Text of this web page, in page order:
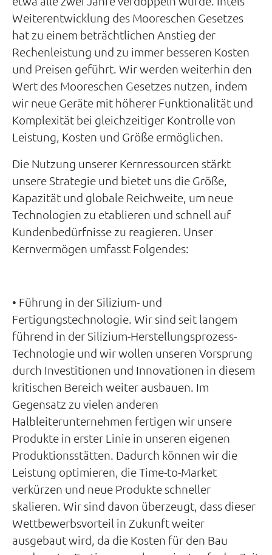
Weiterentwicklung des Mooreschen Gesetzes
hat zu einem beträchtlichen Anstieg der
Rechenleistung und zu immer besseren Kosten
und Preisen geführt. Wir werden weiterhin den
Wert des Mooreschen Gesetzes nutzen, indem
wir neue Geräte mit höherer Funktionalität und
Komplexität bei gleichzeitiger Kontrolle von
Leistung, Kosten und Größe ermöglichen.
Die Nutzung unserer Kernressourcen stärkt
unsere Strategie und bietet uns die Größe,
Kapazität und globale Reichweite, um neue
Technologien zu etablieren und schnell auf
Kundenbedürfnisse zu reagieren. Unser
Kernvermögen umfasst Folgendes:
• Führung in der Silizium- und
Fertigungstechnologie. Wir sind seit langem
führend in der Silizium-Herstellungsprozess-
Technologie und wir wollen unseren Vorsprung
durch Investitionen und Innovationen in diesem
kritischen Bereich weiter ausbauen. Im
Gegensatz zu vielen anderen
Halbleiterunternehmen fertigen wir unsere
Produkte in erster Linie in unseren eigenen
Produktionsstätten. Dadurch können wir die
Leistung optimieren, die Time-to-Market
verkürzen und neue Produkte schneller
skalieren. Wir sind davon überzeugt, dass dieser
Wettbewerbsvorteil in Zukunft weiter
ausgebaut wird, da die Kosten für den Bau